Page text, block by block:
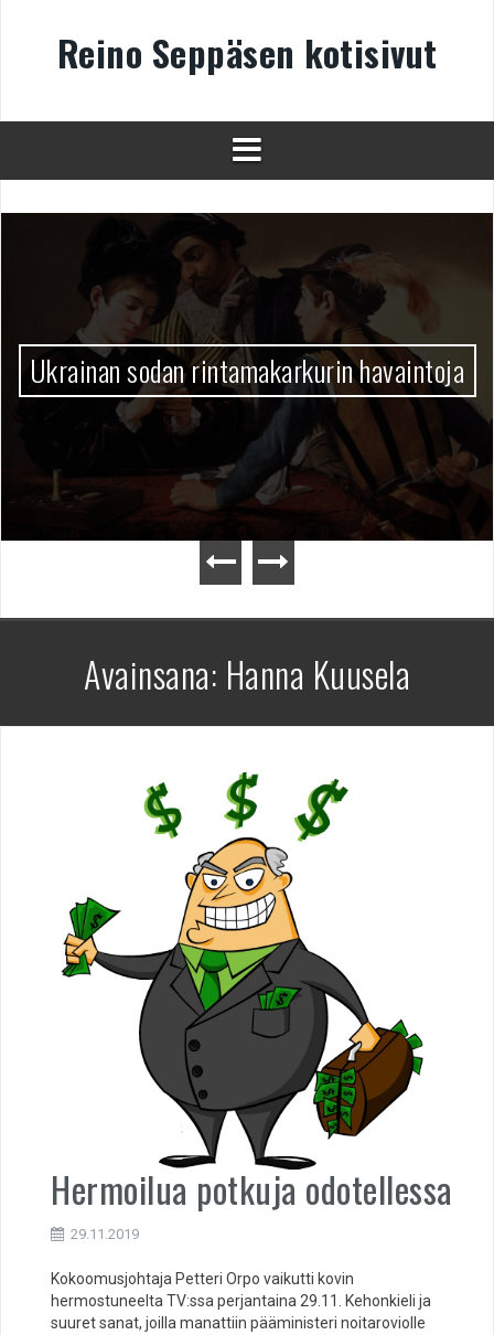
Reino Seppäsen kotisivut
Ukrainan sodan rintamakarkurin havaintoja
Avainsana: Hanna Kuusela
Hermoilua potkuja odotellessa
29.11.2019
Kokoomusjohtaja Petteri Orpo vaikutti kovin
hermostuneelta TV:ssa perjantaina 29.11. Kehonkieli ja
suuret sanat, joilla manattiin pääministeri noitaroviolle